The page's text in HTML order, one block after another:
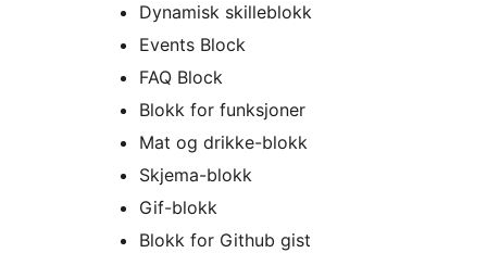
Dynamisk skilleblokk
Events Block
FAQ Block
Blokk for funksjoner
Mat og drikke-blokk
Skjema-blokk
Gif-blokk
Blokk for Github gist